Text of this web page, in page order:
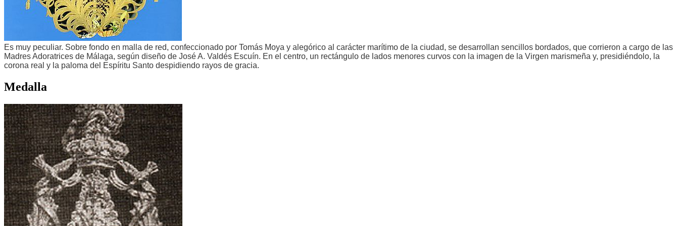
Es muy peculiar. Sobre fondo en malla de red, confeccionado por Tomás Moya y alegórico al carácter marítimo de la ciudad, se desarrollan sencillos bordados, que corrieron a cargo de las
Madres Adoratrices de Málaga, según diseño de José A. Valdés Escuín. En el centro, un rectángulo de lados menores curvos con la imagen de la Virgen marismeña y, presidiéndolo, la
corona real y la paloma del Espíritu Santo despidiendo rayos de gracia.
Medalla